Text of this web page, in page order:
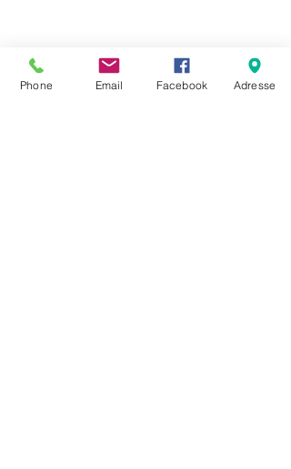
Phone Email Facebook Adresse